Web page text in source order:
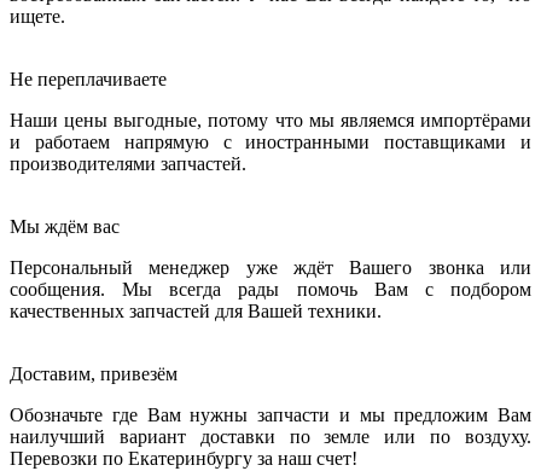
ищете.
Не переплачиваете
Наши цены выгодные, потому что мы являемся импортёрами
и работаем напрямую с иностранными поставщиками и
производителями запчастей.
Мы ждём вас
Персональный менеджер уже ждёт Вашего звонка или
сообщения. Мы всегда рады помочь Вам с подбором
качественных запчастей для Вашей техники.
Доставим, привезём
Обозначьте где Вам нужны запчасти и мы предложим Вам
наилучший вариант доставки по земле или по воздуху.
Перевозки по Екатеринбургу за наш счет!